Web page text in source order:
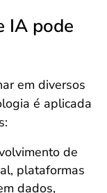
IA pode
em diversos
é aplicada
de
plataformas
dados,